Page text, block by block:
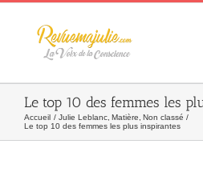
Skip
Le top 10 des femmes les
Accueil Julie Leblanc Matière Non classé
Le top 10 des femmes les plus inspirantes